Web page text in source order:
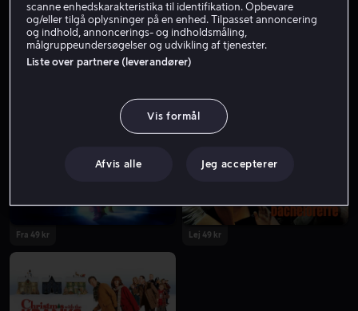
Lej 49 kr
Fra 49 kr Lej 49 kr
scanne enhedskarakteristika til identifikation. Opbevare
og/eller tilgå oplysninger på en enhed. Tilpasset annoncering
og indhold, annoncerings- og indholdsmåling,
målgruppeundersøgelser og udvikling af tjenester.
Liste over partnere (leverandører)
Vis formål
Afvis alle Jeg accepterer